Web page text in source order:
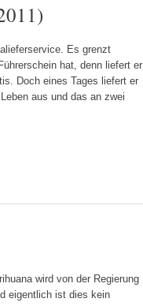
Es grenzt
hat, denn liefert er
Doch eines Tages liefert er
aus und das an zwei
wird von der Regierung
eigentlich ist dies kein